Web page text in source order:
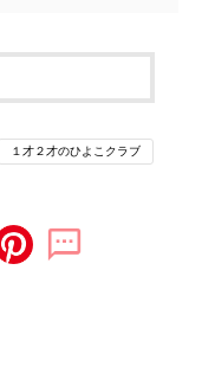
１才２才のひよこクラブ